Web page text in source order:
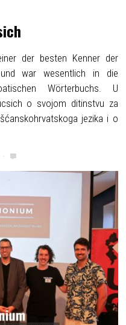
der besten Kenner der
und war wesentlich in die
Wörterbuchs. U
o svojom ditinstvu za
jezika i o